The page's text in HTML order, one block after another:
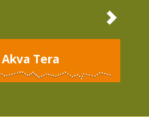
Akva Tera